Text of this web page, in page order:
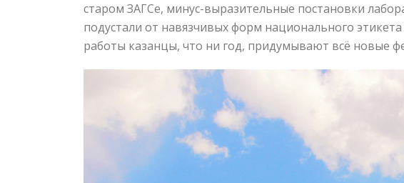
старом ЗАГСе, минус-выразительные постановки
подустали от навязчивых форм национального
работы казанцы, что ни год, придумывают всё новые